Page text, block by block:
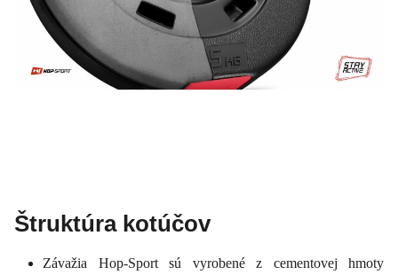
Štruktúra kotúčov
Závažia Hop-Sport sú vyrobené z cementovej hmoty